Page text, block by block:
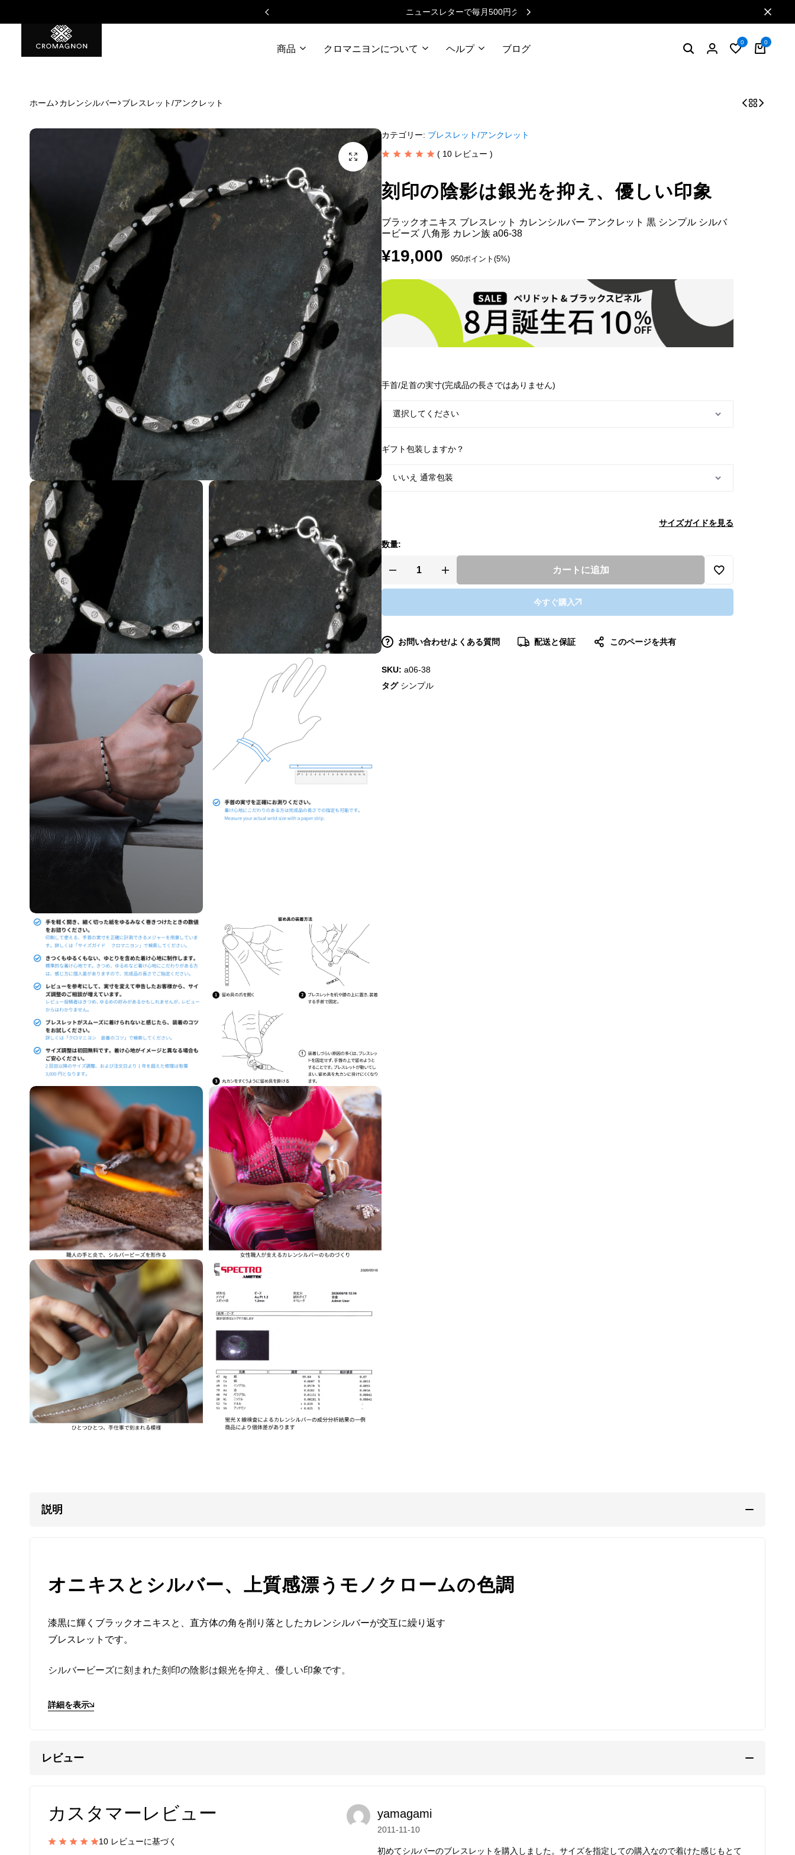
ニュースレターで毎月500円クーポン
商品 クロマニヨンについて ヘルプ ブログ
0 0
ホーム カレンシルバー ブレスレット/アンクレット
カテゴリー: ブレスレット/アンクレット
( 10 レビュー )
刻印の陰影は銀光を抑え、優しい印象
ブラックオニキス ブレスレット カレンシルバー アンクレット 黒 シンプル シルバ
ービーズ 八角形 カレン族 a06-38
¥19,000 950ポイント(5%)
手首/足首の実寸(完成品の長さではありません)
ギフト包装しますか？
サイズガイドを見る
数量:
カートに追加
今すぐ購入
お問い合わせ/よくある質問 配送と保証 このページを共有
SKU: a06-38
タグ シンプル
説明
オニキスとシルバー、上質感漂うモノクロームの色調
漆黒に輝くブラックオニキスと、直方体の角を削り落としたカレンシルバーが交互に繰り返す
ブレスレットです。
シルバービーズに刻まれた刻印の陰影は銀光を抑え、優しい印象です。
ブラックオニキスは邪念や感情をコントロールできる力を持つと信じられ、また黒魔術から身
留め具
ワイヤーをかしめるストッパーには、アルジェンティウムシルバー（SV940/アメリカ製）を現
一般的なストッパーより、耐久性と強度にはるかに優れ、変色しにくく、白い輝きを持続しま
詳細を表示
レビュー
カスタマーレビュー
10 レビューに基づく
yamagami
2011-11-10
初めてシルバーのブレスレットを購入しました。サイズを指定しての購入なので着けた感じもとて